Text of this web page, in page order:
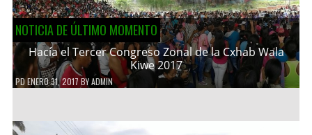
NOTICIA DE ÚLTIMO MOMENTO
Hacía el Tercer Congreso Zonal de la Cxhab Wala
Kiwe 2017
PDENERO 31, 2017 BYADMIN